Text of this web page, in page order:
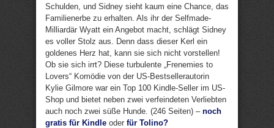
Schulden, und Sidney sieht kaum eine Chance, das
Familienerbe zu erhalten. Als ihr der Selfmade-
Milliardär Wyatt ein Angebot macht, schlägt Sidney
es voller Stolz aus. Denn dass dieser Kerl ein
goldenes Herz hat, kann sie sich nicht vorstellen!
Ob sie sich irrt? Diese turbulente „Frenemies to
Lovers“ Komödie von der US-Bestsellerautorin
Kylie Gilmore war ein Top 100 Kindle-Seller im US-
Shop und bietet neben zwei verfeindeten Verliebten
auch noch zwei süße Hunde. (246 Seiten) – noch
gratis für Kindle oder für Tolino?